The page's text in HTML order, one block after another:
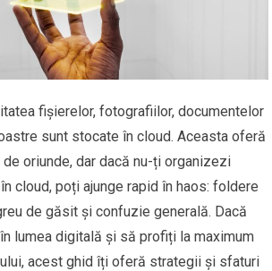
fișierelor, fotografiilor, documentelor
sunt stocate în cloud. Aceasta oferă
oriunde, dar dacă nu-ți organizezi
cloud, poți ajunge rapid în haos: foldere
de găsit și confuzie generală. Dacă
lumea digitală și să profiți la maximum
acest ghid îți oferă strategii și sfaturi